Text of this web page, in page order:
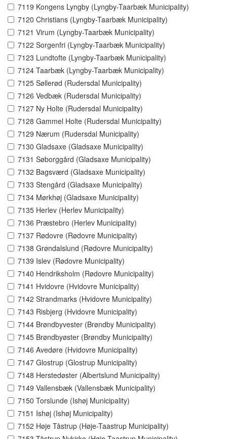
7119 Kongens Lyngby (Lyngby-Taarbæk Municipality)
7120 Christians (Lyngby-Taarbæk Municipality)
7121 Virum (Lyngby-Taarbæk Municipality)
7122 Sorgenfri (Lyngby-Taarbæk Municipality)
7123 Lundtofte (Lyngby-Taarbæk Municipality)
7124 Taarbæk (Lyngby-Taarbæk Municipality)
7125 Søllerød (Rudersdal Municipality)
7126 Vedbæk (Rudersdal Municipality)
7127 Ny Holte (Rudersdal Municipality)
7128 Gammel Holte (Rudersdal Municipality)
7129 Nærum (Rudersdal Municipality)
7130 Gladsaxe (Gladsaxe Municipality)
7131 Søborggård (Gladsaxe Municipality)
7132 Bagsværd (Gladsaxe Municipality)
7133 Stengård (Gladsaxe Municipality)
7134 Mørkhøj (Gladsaxe Municipality)
7135 Herlev (Herlev Municipality)
7136 Præstebro (Herlev Municipality)
7137 Rødovre (Rødovre Municipality)
7138 Grøndalslund (Rødovre Municipality)
7139 Islev (Rødovre Municipality)
7140 Hendriksholm (Rødovre Municipality)
7141 Hvidovre (Hvidovre Municipality)
7142 Strandmarks (Hvidovre Municipality)
7143 Risbjerg (Hvidovre Municipality)
7144 Brøndbyvester (Brøndby Municipality)
7145 Brøndbyøster (Brøndby Municipality)
7146 Avedøre (Hvidovre Municipality)
7147 Glostrup (Glostrup Municipality)
7148 Herstedøster (Albertslund Municipality)
7149 Vallensbæk (Vallensbæk Municipality)
7150 Torslunde (Ishøj Municipality)
7151 Ishøj (Ishøj Municipality)
7152 Høje Tåstrup (Høje-Taastrup Municipality)